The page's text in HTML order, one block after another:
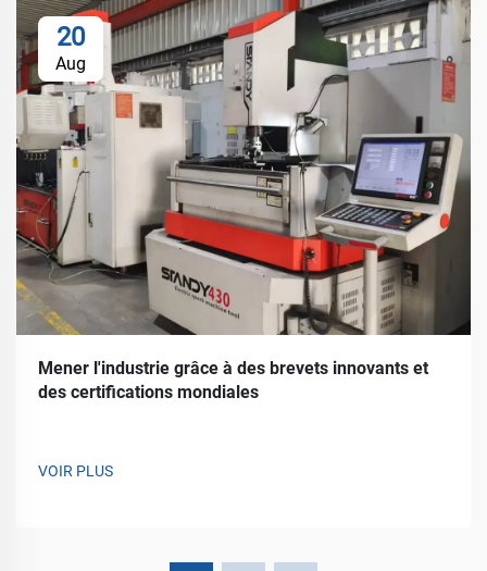
20
Aug
Mener l'industrie grâce à des brevets innovants et
des certifications mondiales
VOIR PLUS